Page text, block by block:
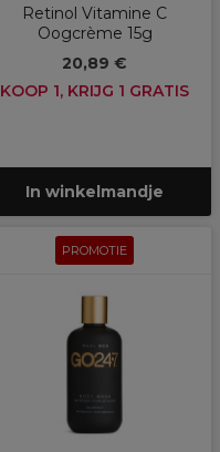
Retinol Vitamine C
Oogcrème 15g
20,89 €
KOOP 1, KRIJG 1 GRATIS
In winkelmandje
PROMOTIE